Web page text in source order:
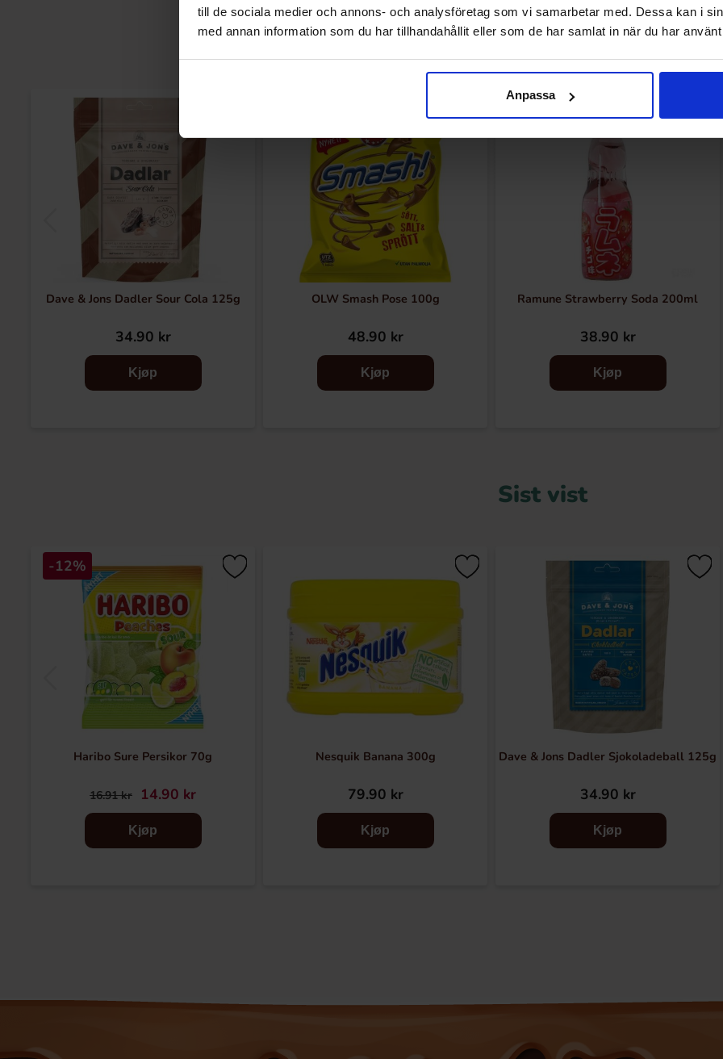
till de sociala medier och annons- och analysföretag som vi samarbetar med. Dessa kan i
med annan information som du har tillhandahållit eller som de har samlat in när du har
Anpassa
Andre kjøpte også
Dave & Jons Dadler Sour Cola 125g
34.90 kr
Kjøp
OLW Smash Pose 100g
48.90 kr
Kjøp
Ramune Strawberry Soda 200ml
38.90 kr
Kjøp
Sist vist
-12%
Haribo Sure Persikor 70g
16.91 kr 14.90 kr
Kjøp
Nesquik Banana 300g
79.90 kr
Kjøp
Dave & Jons Dadler Sjokoladeball 125g
34.90 kr
Kjøp